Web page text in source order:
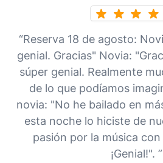
“Reserva 18 de agosto:
genial. Gracias" Novia:
súper genial. Realmente
de lo que podíamos
novia: "No he bailado en
esta noche lo hiciste de
pasión por la música
¡Genial!". ”